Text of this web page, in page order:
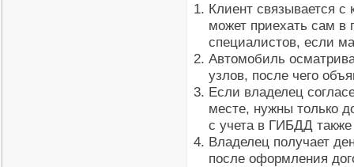
Клиент связывается с
может приехать сам в
специалистов, если
Автомобиль
узлов, после чего
Если владелец
месте, нужны только
с учета в ГИБДД
Владелец получает
после оформления